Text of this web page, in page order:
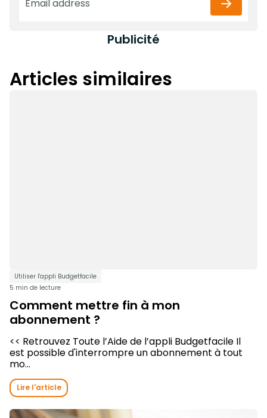
Publicité
Articles similaires
Utiliser l'appli Budgetfacile
5 min de lecture
Comment mettre fin à mon
abonnement ?
<< Retrouvez Toute l’Aide de l’appli Budgetfacile Il
est possible d'interrompre un abonnement à tout
mo...
Lire l'article